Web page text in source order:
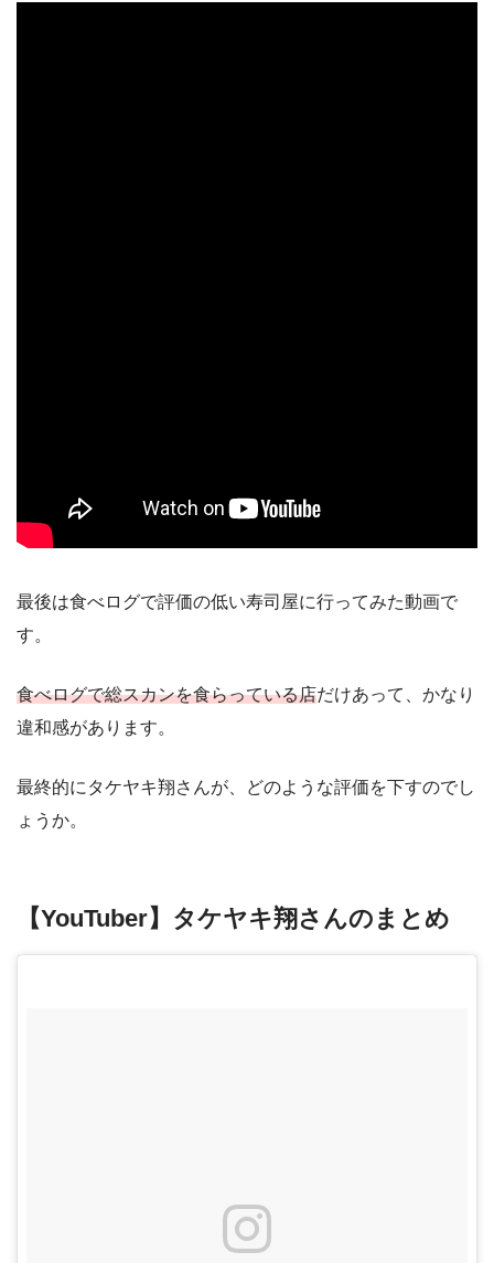
最後は食べログで評価の低い寿司屋に行ってみた動画で
す。
食べログで総スカンを食らっている店だけあって、かなり
違和感があります。
最終的にタケヤキ翔さんが、どのような評価を下すのでし
ょうか。
【YouTuber】タケヤキ翔さんのまとめ